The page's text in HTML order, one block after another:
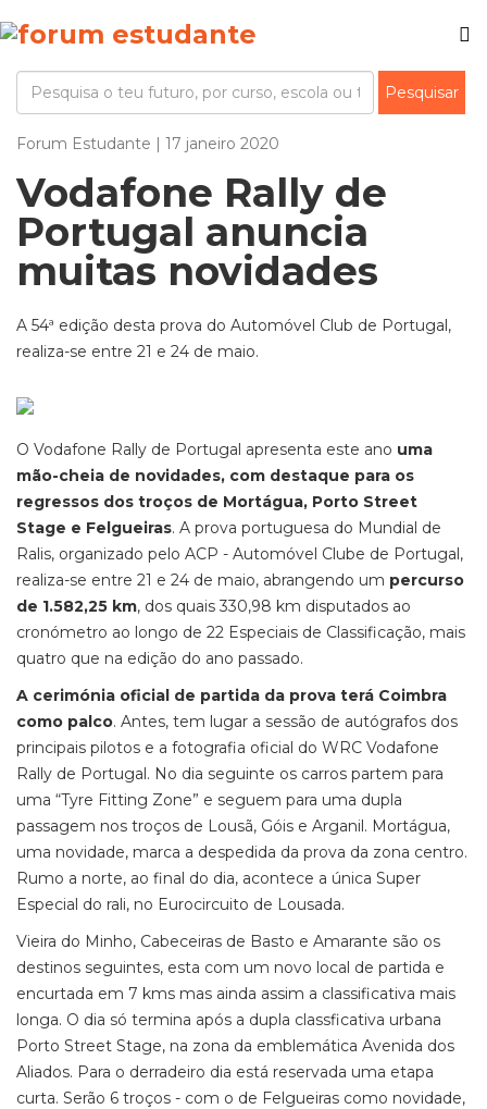
Forum Estudante | 17 janeiro 2020
Vodafone Rally de
Portugal anuncia
muitas novidades
A 54ª edição desta prova do Automóvel Club de Portugal,
realiza-se entre 21 e 24 de maio.
O Vodafone Rally de Portugal apresenta este ano uma
mão-cheia de novidades, com destaque para os
regressos dos troços de Mortágua, Porto Street
Stage e Felgueiras. A prova portuguesa do Mundial de
Ralis, organizado pelo ACP - Automóvel Clube de Portugal,
realiza-se entre 21 e 24 de maio, abrangendo um percurso
de 1.582,25 km, dos quais 330,98 km disputados ao
cronómetro ao longo de 22 Especiais de Classificação, mais
quatro que na edição do ano passado.
A cerimónia oficial de partida da prova terá Coimbra
como palco. Antes, tem lugar a sessão de autógrafos dos
principais pilotos e a fotografia oficial do WRC Vodafone
Rally de Portugal. No dia seguinte os carros partem para
uma “Tyre Fitting Zone” e seguem para uma dupla
passagem nos troços de Lousã, Góis e Arganil. Mortágua,
uma novidade, marca a despedida da prova da zona centro.
Rumo a norte, ao final do dia, acontece a única Super
Especial do rali, no Eurocircuito de Lousada.
Vieira do Minho, Cabeceiras de Basto e Amarante são os
destinos seguintes, esta com um novo local de partida e
encurtada em 7 kms mas ainda assim a classificativa mais
longa. O dia só termina após a dupla classficativa urbana
Porto Street Stage, na zona da emblemática Avenida dos
Aliados. Para o derradeiro dia está reservada uma etapa
curta. Serão 6 troços - com o de Felgueiras como novidade,